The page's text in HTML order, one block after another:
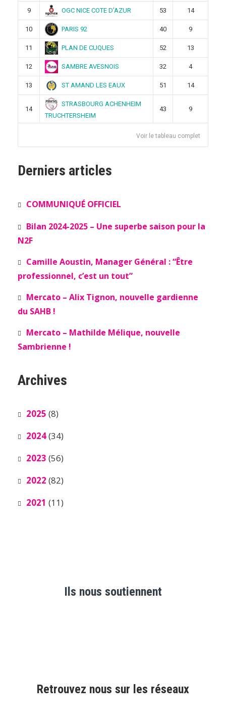
9 OGC NICE COTE D’AZUR 53 14
10 PARIS 92 40 9
11 PLAN DE CUQUES 52 13
12 SAMBRE AVESNOIS 32 4
13 ST AMAND LES EAUX 51 14
14
STRASBOURG ACHENHEIM
TRUCHTERSHEIM
43 9
Voir le tableau complet
Derniers articles
COMMUNIQUÉ OFFICIEL
Bilan 2024-2025 – Une superbe saison pour la
N2F
Camille Aoustin, Manager Général : “Être
professionnel, c’est un tout”
Mercato – Alix Tignon, nouvelle gardienne
du SAHB !
Mercato – Mathilde Mélique, nouvelle
Sambrienne !
Archives
2025 (8)
2024(34)
2023 (56)
2022 (82)
2021 (11)
Ils nous soutiennent
Retrouvez nous sur les réseaux